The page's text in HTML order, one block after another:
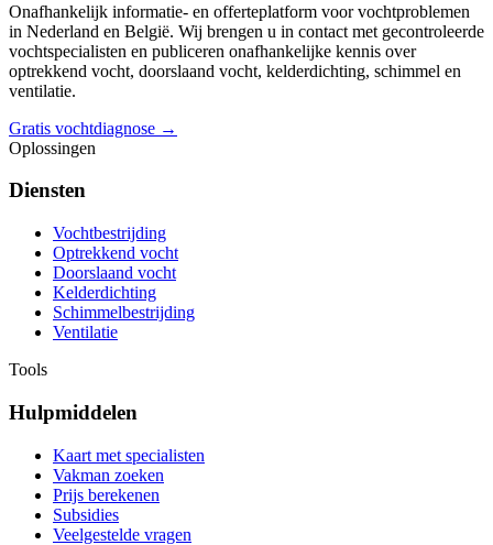
Onafhankelijk informatie- en offerteplatform voor vochtproblemen
in Nederland en België. Wij brengen u in contact met gecontroleerde
vochtspecialisten en publiceren onafhankelijke kennis over
optrekkend vocht, doorslaand vocht, kelderdichting, schimmel en
ventilatie.
Gratis vochtdiagnose →
Oplossingen
Diensten
Vochtbestrijding
Optrekkend vocht
Doorslaand vocht
Kelderdichting
Schimmelbestrijding
Ventilatie
Tools
Hulpmiddelen
Kaart met specialisten
Vakman zoeken
Prijs berekenen
Subsidies
Veelgestelde vragen